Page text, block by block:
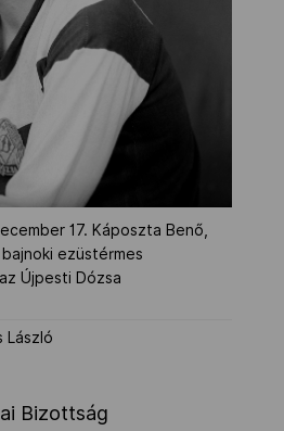
17. Káposzta Benő,
ezüstérmes
Újpesti Dózsa
László
Bizottság